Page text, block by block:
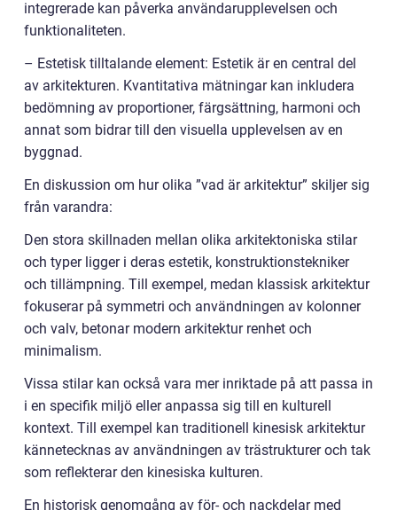
integrerade kan påverka användarupplevelsen och
funktionaliteten.
– Estetisk tilltalande element: Estetik är en central del
av arkitekturen. Kvantitativa mätningar kan inkludera
bedömning av proportioner, färgsättning, harmoni och
annat som bidrar till den visuella upplevelsen av en
byggnad.
En diskussion om hur olika ”vad är arkitektur” skiljer sig
från varandra:
Den stora skillnaden mellan olika arkitektoniska stilar
och typer ligger i deras estetik, konstruktionstekniker
och tillämpning. Till exempel, medan klassisk arkitektur
fokuserar på symmetri och användningen av kolonner
och valv, betonar modern arkitektur renhet och
minimalism.
Vissa stilar kan också vara mer inriktade på att passa in
i en specifik miljö eller anpassa sig till en kulturell
kontext. Till exempel kan traditionell kinesisk arkitektur
kännetecknas av användningen av trästrukturer och tak
som reflekterar den kinesiska kulturen.
En historisk genomgång av för- och nackdelar med